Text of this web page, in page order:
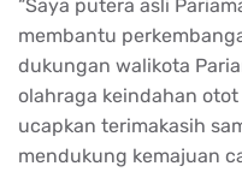
“Saya putera asli
membantu
dukungan walikota
olahraga keindahan
ucapkan terimakasih
mendukung kemajuan